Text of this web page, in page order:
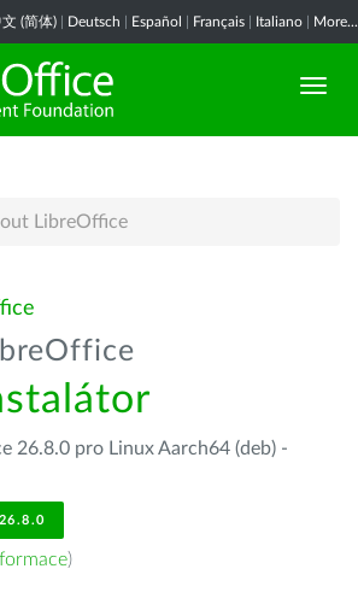
(简体) Deutsch Español Français Italiano More...
LibreOffice
26.8.0 pro Linux Aarch64 (deb) -
)